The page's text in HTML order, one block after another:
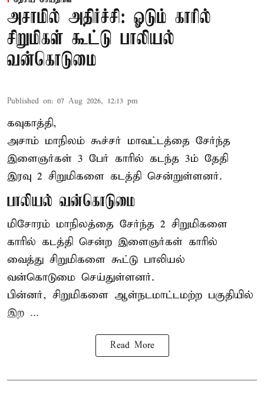
அசாமில் அதிர்ச்சி: ஓடும் காரில்
சிறுமிகள் கூட்டு பாலியல்
வன்கொடுமை
Published on: 07 Aug 2026, 12:13 pm
கவுகாத்தி,
அசாம் மாநிலம் கூச்சர் மாவட்டத்தை சேர்ந்த
இளைஞர்கள் 3 பேர் காரில் கடந்த 3ம் தேதி
இரவு 2 சிறுமிகளை கடத்தி சென்றுள்ளனர்.
பாலியல் வன்கொடுமை
மிசோரம் மாநிலத்தை சேர்ந்த 2 சிறுமிகளை
காரில் கடத்தி சென்ற இளைஞர்கள் காரில்
வைத்து சிறுமிகளை கூட்டு பாலியல்
வன்கொடுமை செய்துள்ளனர்.
பின்னர், சிறுமிகளை ஆள்நடமாட்டமற்ற பகுதியில்
இற ...
Read More